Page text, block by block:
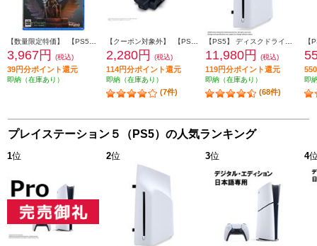
3,967円 (税込)
39円分ポイント還元
即納（在庫あり）
2,280円 (税込)
114円分ポイント還元
即納（在庫あり）
(7件)
11,980円 (税込)
119円分ポイント還元
即納（在庫あり）
(68件)
即
プレイステーション５（PS5）の人気ランキング
1位 2位 3位 4